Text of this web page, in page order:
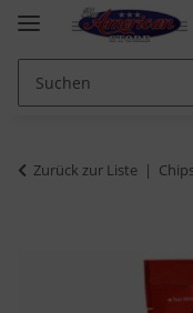
Zurück zur Liste